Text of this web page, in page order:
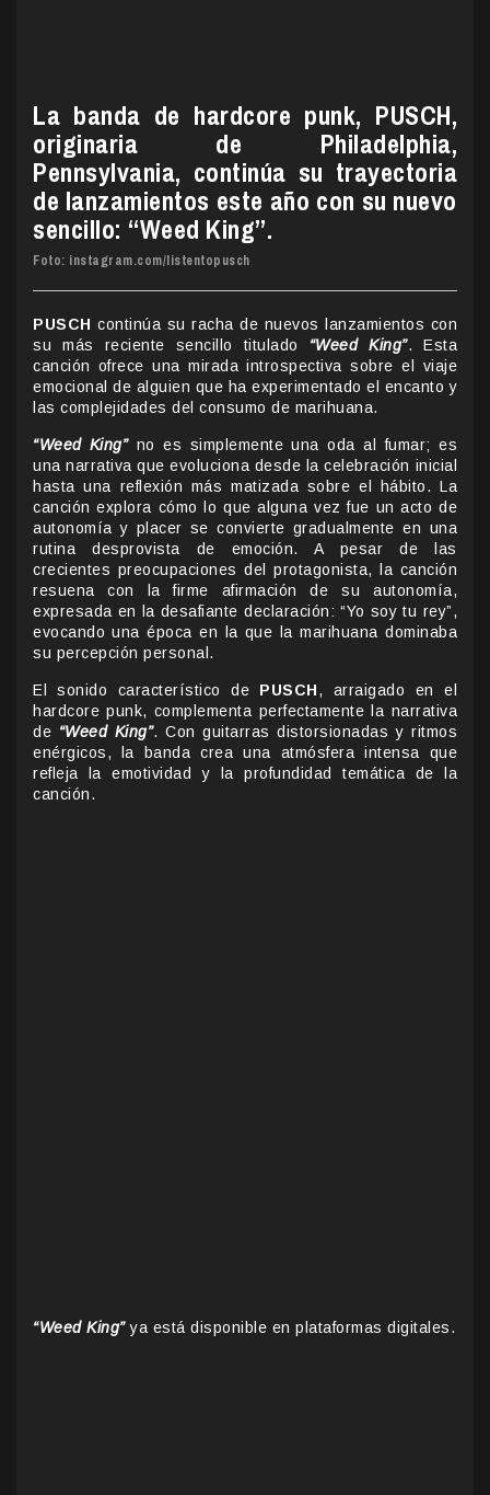
La banda de hardcore punk, PUSCH,
originaria de Philadelphia,
Pennsylvania, continúa su trayectoria
de lanzamientos este año con su nuevo
sencillo: “Weed King”.
Foto: instagram.com/listentopusch
PUSCH continúa su racha de nuevos lanzamientos con
su más reciente sencillo titulado “Weed King”. Esta
canción ofrece una mirada introspectiva sobre el viaje
emocional de alguien que ha experimentado el encanto y
las complejidades del consumo de marihuana.
“Weed King”no es simplemente una oda al fumar; es
una narrativa que evoluciona desde la celebración inicial
hasta una reflexión más matizada sobre el hábito. La
canción explora cómo lo que alguna vez fue un acto de
autonomía y placer se convierte gradualmente en una
rutina desprovista de emoción. A pesar de las
crecientes preocupaciones del protagonista, la canción
resuena con la firme afirmación de su autonomía,
expresada en la desafiante declaración: “Yo soy tu rey”,
evocando una época en la que la marihuana dominaba
su percepción personal.
El sonido característico de PUSCH, arraigado en el
hardcore punk, complementa perfectamente la narrativa
de “Weed King”. Con guitarras distorsionadas y ritmos
enérgicos, la banda crea una atmósfera intensa que
refleja la emotividad y la profundidad temática de la
canción.
“Weed King”ya está disponible en plataformas digitales.